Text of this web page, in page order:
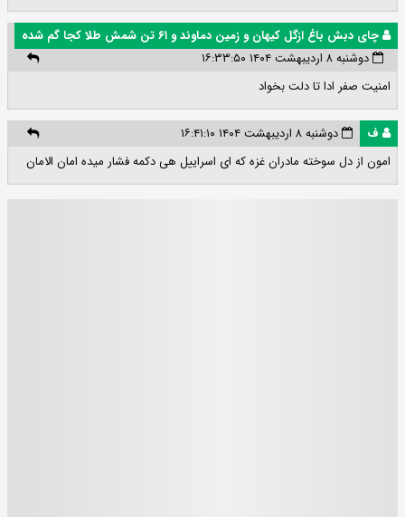
چای دبش باغ ازگل کیهان و زمین دماوند و ۶۱ تن شمش طلا کجا گم شده
دوشنبه ۸ اردیبهشت ۱۴۰۴ ۱۶:۳۳:۵۰
امنیت صفر ادا تا دلت بخواد
ف
دوشنبه ۸ اردیبهشت ۱۴۰۴ ۱۶:۴۱:۱۰
امون از دل سوخته مادران غزه که ای اسراییل هی دکمه فشار میده امان الامان